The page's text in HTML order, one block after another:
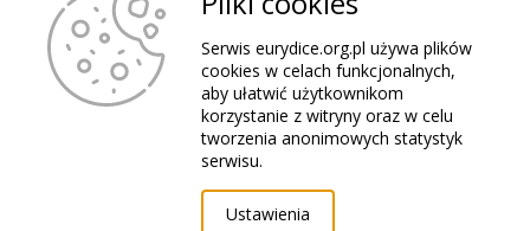
link
otwiera
w
© 2026 Eurydice.org.pl. Wszystkie prawa zastrzeżone.
Serwis eurydice.org.pl używa plików
cookies w celach funkcjonalnych,
aby ułatwić użytkownikom
korzystanie z witryny oraz w celu
tworzenia anonimowych statystyk
serwisu.
Ustawienia